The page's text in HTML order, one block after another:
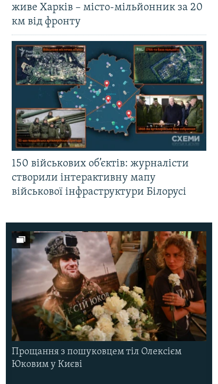
живе Харків – місто-мільйонник за 20
км від фронту
150 військових об’єктів: журналісти
створили інтерактивну мапу
військової інфраструктури Білорусі
Прощання з пошуковцем тіл Олексієм
Юковим у Києві